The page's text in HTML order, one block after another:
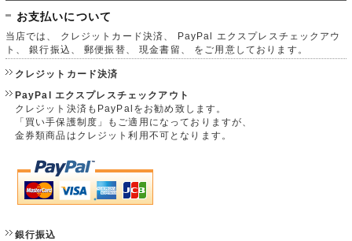
お支払いについて
当店では、 クレジットカード決済、 PayPal エクスプレスチェックアウ
ト、 銀行振込、 郵便振替、 現金書留、 をご用意しております。
クレジットカード決済
PayPal エクスプレスチェックアウト
クレジット決済もPayPalをお勧め致します。
「買い手保護制度」もご適用になっておりますが、
金券類商品はクレジット利用不可となります。
銀行振込